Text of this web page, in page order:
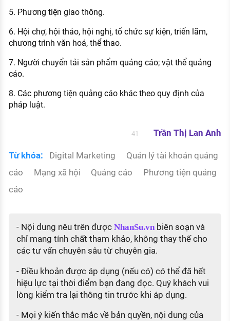
5. Phương tiện giao thông.
6. Hội chợ, hội thảo, hội nghị, tổ chức sự kiện, triển lãm,
chương trình văn hoá, thể thao.
7. Người chuyển tải sản phẩm quảng cáo; vật thể quảng
cáo.
8. Các phương tiện quảng cáo khác theo quy định của
pháp luật.
41 Trần Thị Lan Anh
Từ khóa: Digital Marketing
Quản lý tài khoản quảng
cáo
Mạng xã hội Quảng cáo
Phương tiện quảng
cáo
- Nội dung nêu trên được NhanSu.vnbiên soạn và
chỉ mang tính chất tham khảo, không thay thế cho
các tư vấn chuyên sâu từ chuyên gia.
- Điều khoản được áp dụng (nếu có) có thể đã hết
hiệu lực tại thời điểm bạn đang đọc. Quý khách vui
lòng kiểm tra lại thông tin trước khi áp dụng.
- Mọi ý kiến thắc mắc về bản quyền, nội dung của